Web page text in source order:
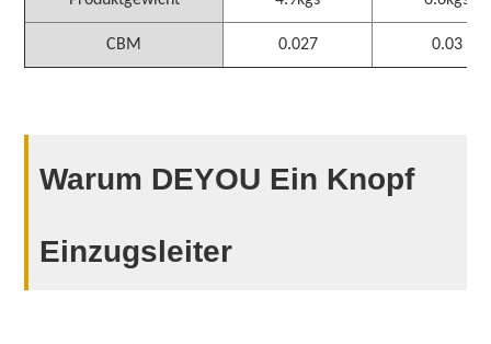
CBM 0.027 0.03
Warum DEYOU Ein Knopf
Einzugsleiter